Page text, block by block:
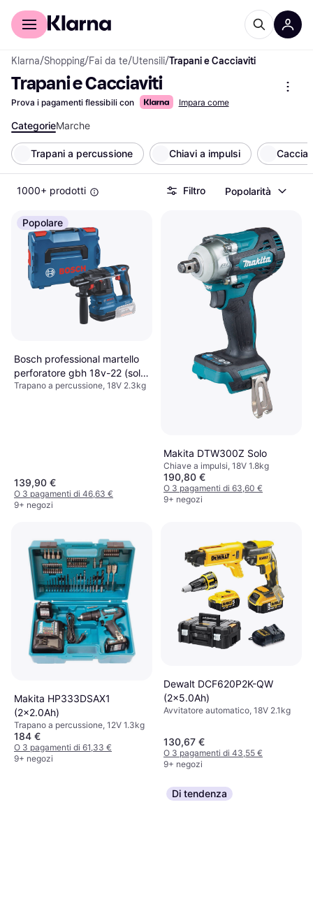
Per il tuo shopping
Klarna/Shopping/Fai da te/Utensili/Trapani e Cacciaviti
Trapani e Cacciaviti
Prova i pagamenti flessibili con Impara come
CategorieMarche
Trapani a percussione Chiavi a impulsi
1000+ prodotti Filtro Popolarità
Popolare
Bosch professional martello
perforatore gbh 18v-22 (solo
corpo) 4059952613338
Trapano a percussione, 18V 2.3kg
139,90 €
O 3 pagamenti di 46,63 €
9+ negozi
Makita DTW300Z Solo
Chiave a impulsi, 18V 1.8kg
190,80 €
O 3 pagamenti di 63,60 €
9+ negozi
Makita HP333DSAX1
(2x2.0Ah)
Trapano a percussione, 12V 1.3kg
184 €
O 3 pagamenti di 61,33 €
9+ negozi
Dewalt DCF620P2K-QW
(2x5.0Ah)
Avvitatore automatico, 18V 2.1kg
130,67 €
O 3 pagamenti di 43,55 €
9+ negozi
Di tendenza